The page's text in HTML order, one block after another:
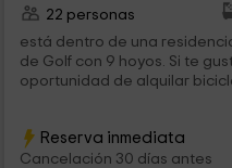
22 personas
está dentro de una
de Golf con 9 hoyos. Si te gusta la aventura, te damos la
oportunidad de alquilar
Reserva inmediata
Cancelación 30 días antes